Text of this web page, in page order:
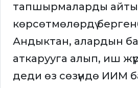
тапшырмаларды
көрсөтмөлөрдү
Андыктан, алардын
аткарууга алып, иш
деди өз сөзүндө ИИМ